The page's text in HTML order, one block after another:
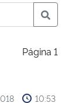
Página 1
10:53